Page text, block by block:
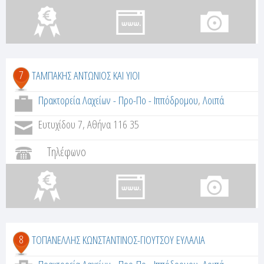
7 ΤΑΜΠΑΚΗΣ ΑΝΤΩΝΙΟΣ ΚΑΙ ΥΙΟΙ
Πρακτορεία Λαχείων - Προ-Πο - Ιππόδρομου,Λοιπά
Ευτυχίδου 7, Αθήνα 116 35
Τηλέφωνο
8 ΤΟΠΑΝΕΛΛΗΣ ΚΩΝΣΤΑΝΤΙΝΟΣ-ΓΙΟΥΤΣΟΥ ΕΥΛΑΛΙΑ